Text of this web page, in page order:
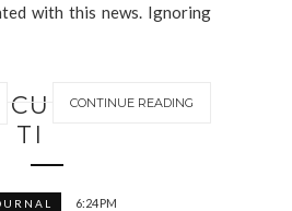
with this news. Ignoring
CONTINUE READING
CU
TI
6:24 PM